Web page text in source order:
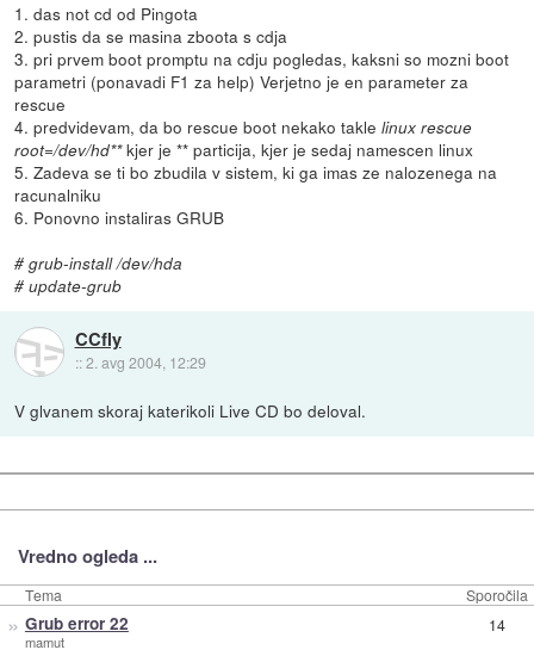
1. das not cd od Pingota
2. pustis da se masina zboota s cdja
3. pri prvem boot promptu na cdju pogledas, kaksni so mozni boot
parametri (ponavadi F1 za help) Verjetno je en parameter za
rescue
4. predvidevam, da bo rescue boot nekako taklelinux rescue
root=/dev/hd**kjer je ** particija, kjer je sedaj namescen linux
5. Zadeva se ti bo zbudila v sistem, ki ga imas ze nalozenega na
racunalniku
6. Ponovno instaliras GRUB
# grub-install /dev/hda
# update-grub
CCfly
::2. avg 2004, 12:29
V glvanem skoraj katerikoli Live CD bo deloval.
Vredno ogleda ...
Tema Sporočila
» Grub error 22
mamut
14